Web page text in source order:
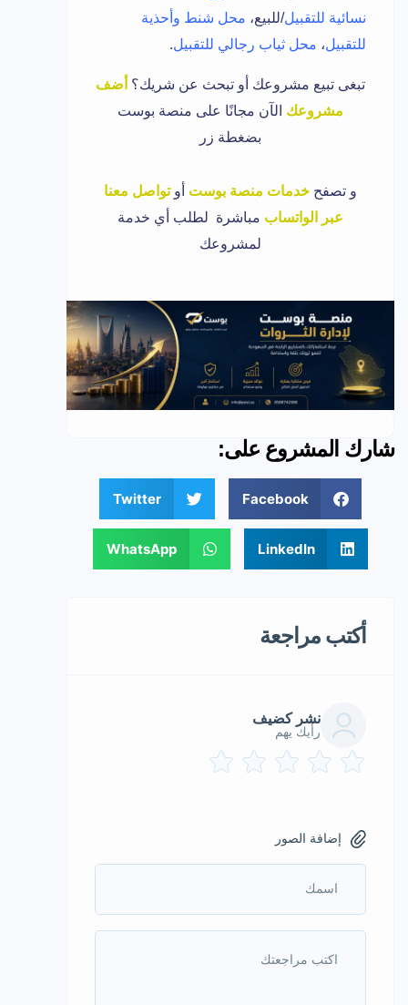
نسائية للتقبيل/للبيع، محل شنط وأحذية
للتقبيل، محل ثياب رجالي للتقبيل.
تبغى تبيع مشروعك أو تبحث عن شريك؟ أضف
مشروعك الآن مجانًا على منصة بوست
بضغطة زر
و تصفح خدمات منصة بوست أو تواصل معنا
عبر الواتساب مباشرة لطلب أي خدمة
لمشروعك
شارك المشروع على:
Facebook
Twitter
LinkedIn
WhatsApp
أكتب مراجعة
نشر كضيف
رأيك يهم
إضافة الصور